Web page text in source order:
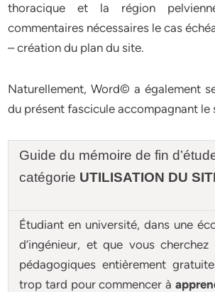
thoracique et la région
commentaires nécessaires le cas
– création du plan du site.
Naturellement, Word© a également
du présent fascicule accompagnant le
Guide du mémoire de fin
catégorie UTILISATION DU
Étudiant en université, dans une
d’ingénieur, et que vous cherchez
pédagogiques entièrement
trop tard pour commencer à